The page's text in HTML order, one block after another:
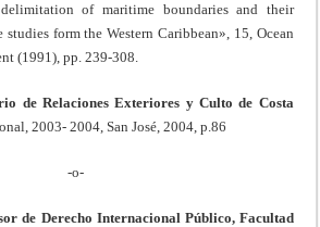
of maritime boundaries and their
form the Western Caribbean», 15, Ocean
(1991), pp. 239-308.
de Relaciones Exteriores y Culto de Costa
2003- 2004, San José, 2004, p.86
-o-
de Derecho Internacional Público, Facultad